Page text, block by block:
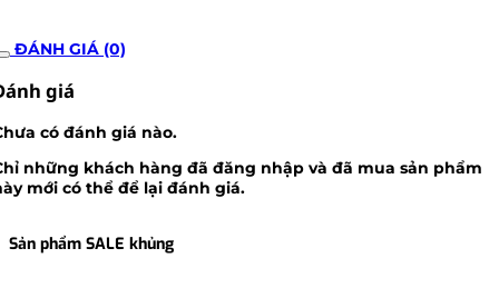
ĐÁNH GIÁ (0)
giá
có đánh giá nào.
những khách hàng đã đăng nhập và đã mua sản phẩm
mới có thể để lại đánh giá.
Sản phẩm SALE khủng